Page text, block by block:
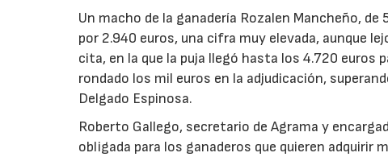
Un macho de la ganadería Rozalen Mancheño,
por 2.940 euros, una cifra muy elevada, aunque
cita, en la que la puja llegó hasta los 4.720 euros
rondado los mil euros en la adjudicación,
Delgado Espinosa.
Roberto Gallego, secretario de Agrama y
obligada para los ganaderos que quieren adquirir